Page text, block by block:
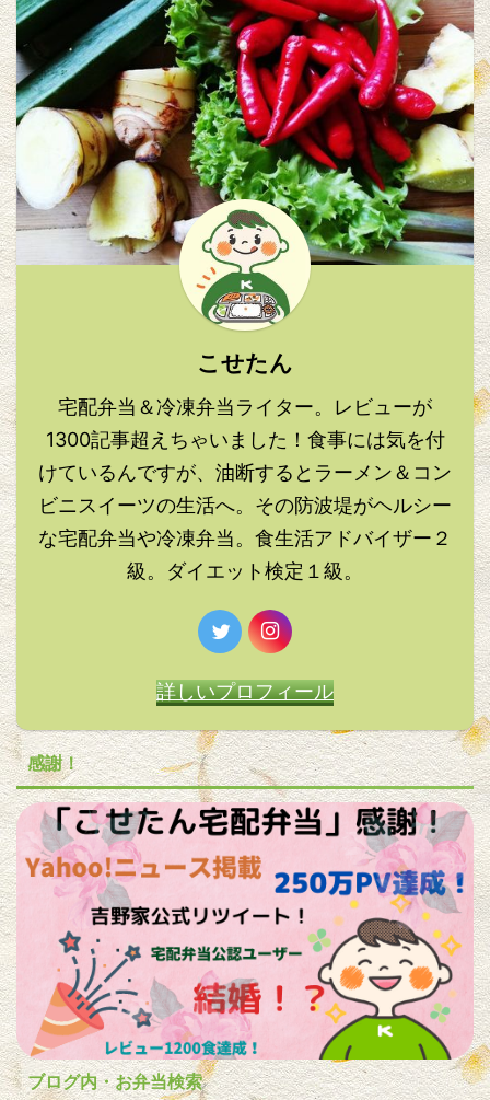
こせたん
宅配弁当＆冷凍弁当ライター。レビューが
1300記事超えちゃいました！食事には気を付
けているんですが、油断するとラーメン＆コン
ビニスイーツの生活へ。その防波堤がヘルシー
な宅配弁当や冷凍弁当。食生活アドバイザー２
級。ダイエット検定１級。
詳しいプロフィール
感謝！
ブログ内・お弁当検索